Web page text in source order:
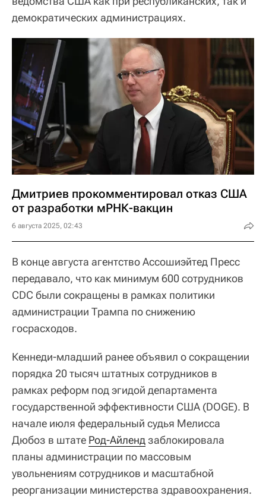
демократических администрациях.
Дмитриев прокомментировал отказ США
от разработки мРНК-вакцин
6 августа 2025, 02:43
В конце августа агентство Ассошиэйтед Пресс
передавало, что как минимум 600 сотрудников
CDC были сокращены в рамках политики
администрации Трампа по снижению
госрасходов.
Кеннеди-младший ранее объявил о сокращении
порядка 20 тысяч штатных сотрудников в
рамках реформ под эгидой департамента
государственной эффективности США (DOGE). В
начале июля федеральный судья Мелисса
Дюбоз в штате Род-Айлендзаблокировала
планы администрации по массовым
увольнениям сотрудников и масштабной
реорганизации министерства здравоохранения.